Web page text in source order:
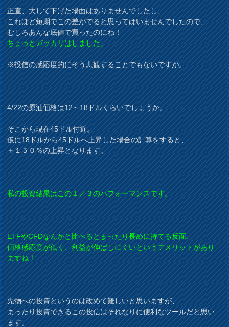
正直、大して下げた場面はありませんでしたし、
これほど短期でこの差がでると思ってはいませんでしたので、
むしろあんな底値で買ったのにね！
ちょっとガッカリはしました。
※投信の感応度的にそう悲観することでもないですが。
4/22の原油価格は12～18ドルくらいでしょうか。
そこから現在45ドル付近。
仮に18ドルから45ドルへ上昇した場合の計算をすると、
＋１５０％の上昇となります。
私の投資結果はこの１／３のパフォーマンスです。
ETFやCFDなんかと比べるとまったり長めに持てる反面、
価格感応度が低く、利益が伸ばしにくいというデメリットがあり
ますね！
先物への投資というのは改めて難しいと思いますが、
まったり投資できるこの投信はそれなりに便利なツールだと思い
ます。